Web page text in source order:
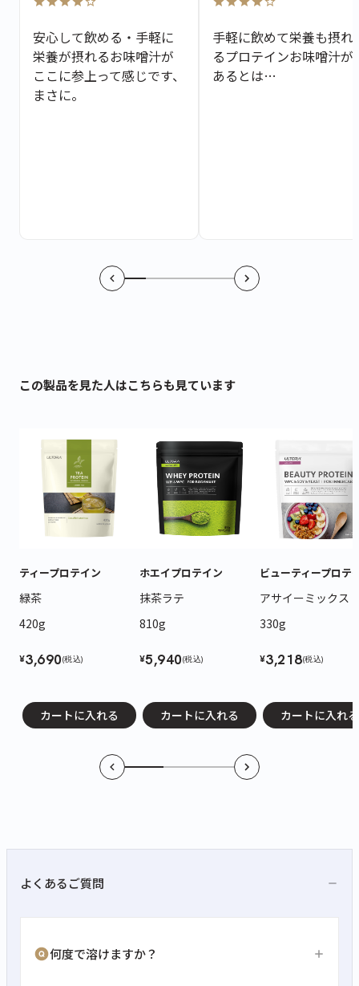
安心して飲める・手軽に
栄養が摂れるお味噌汁が
ここに参上って感じです、
まさに。
手軽に飲めて栄養も摂れ
るプロテインお味噌汁が
あるとは…
この製品を見た人はこちらも見ています
ティープロテイン
緑茶
420g
¥3,690(税込)
カートに入れる
ホエイプロテイン
抹茶ラテ
810g
¥5,940(税込)
カートに入れる
ビューティープロテ
アサイーミックス
330g
¥3,218(税込)
カートに入れる
よくあるご質問
何度で溶けますか？